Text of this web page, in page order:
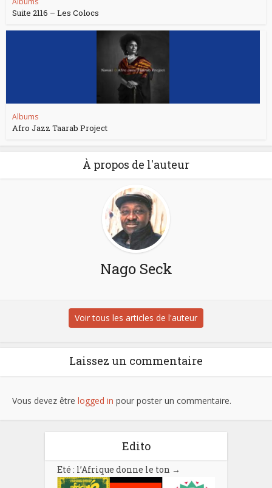
Suite 2116 – Les Colocs
Albums
Afro Jazz Taarab Project
À propos de l'auteur
Nago Seck
Voir tous les articles de l'auteur
Laissez un commentaire
Vous devez être logged in pour poster un commentaire.
Edito
Eté : l’Afrique donne le ton →